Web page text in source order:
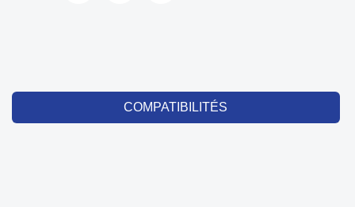
COMPATIBILITÉS